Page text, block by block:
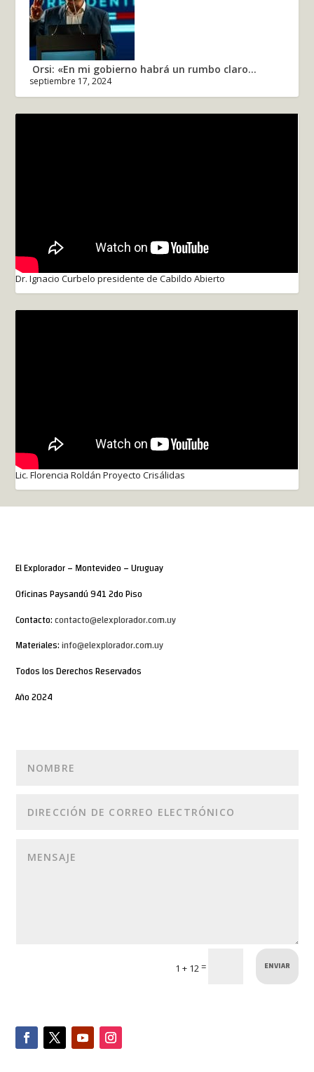
Orsi: «En mi gobierno habrá un rumbo claro...
septiembre 17, 2024
Dr. Ignacio Curbelo presidente de Cabildo Abierto
Lic. Florencia Roldán Proyecto Crisálidas
El Explorador – Montevideo – Uruguay
Oficinas Paysandú 941 2do Piso
Contacto:contacto@elexplorador.com.uy
Materiales:info@elexplorador.com.uy
Todos los Derechos Reservados
Año 2024
1 + 12 = ENVIAR